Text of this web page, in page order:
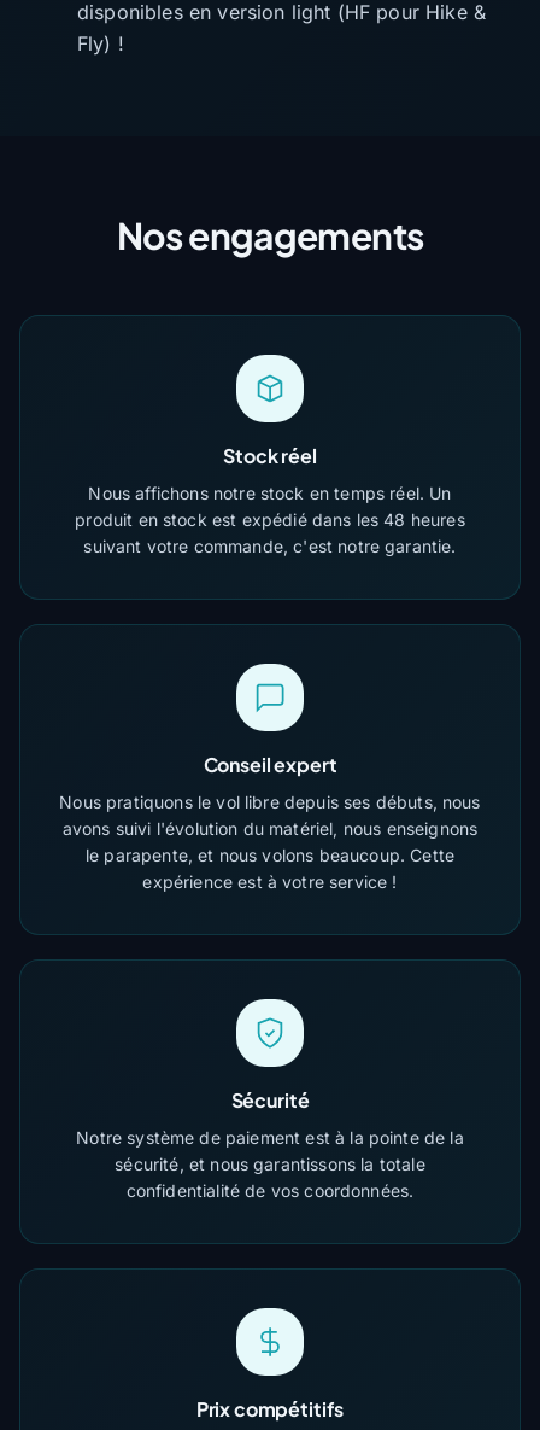
disponibles en version light (HF pour Hike &
Fly) !
Nos engagements
Stock réel
Nous affichons notre stock en temps réel. Un
produit en stock est expédié dans les 48 heures
suivant votre commande, c'est notre garantie.
Conseil expert
Nous pratiquons le vol libre depuis ses débuts, nous
avons suivi l'évolution du matériel, nous enseignons
le parapente, et nous volons beaucoup. Cette
expérience est à votre service !
Sécurité
Notre système de paiement est à la pointe de la
sécurité, et nous garantissons la totale
confidentialité de vos coordonnées.
Prix compétitifs